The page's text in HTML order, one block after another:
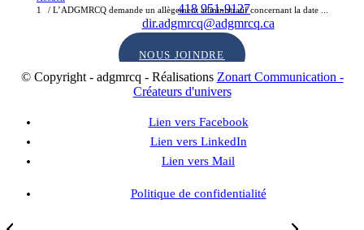
1
/ L’ADGMRCQ demande un allègement administratif concernant la date ...
Téléphone :418 951-9127
dir.adgmrcq@adgmrcq.ca
NOUS JOINDRE
© Copyright - adgmrcq - Réalisations Zonart Communication -
Créateurs d'univers
Lien vers Facebook
Lien vers LinkedIn
Lien vers Mail
Politique de confidentialité